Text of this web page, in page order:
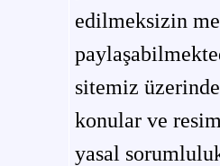
edilmeksizin
sitemiz
konular ve
yasal